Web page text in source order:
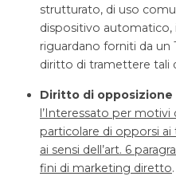
strutturato, di uso
dispositivo automatico,
riguardano forniti da un
diritto di tramettere tali
Diritto d i opposizione
l’Interessato per motivi
particolare di opporsi
ai sensi dell’art. 6
fini di marketing diretto.